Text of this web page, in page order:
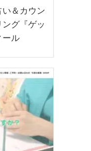
＆カウン
グ『ゲッ
ール